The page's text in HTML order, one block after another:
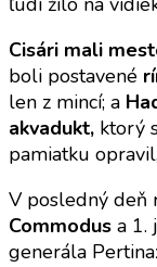
Cisári mali
boli postavené
len z mincí; a
akvadukt, ktorý
pamiatku
V posledný deň
Commodus a 1.
generála